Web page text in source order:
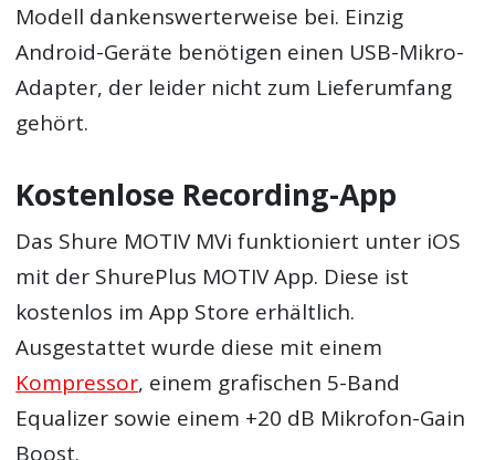
Modell dankenswerterweise bei. Einzig
Android-Geräte benötigen einen USB-Mikro-
Adapter, der leider nicht zum Lieferumfang
gehört.
Kostenlose Recording-App
Das Shure MOTIV MVi funktioniert unter iOS
mit der ShurePlus MOTIV App. Diese ist
kostenlos im App Store erhältlich.
Ausgestattet wurde diese mit einem
Kompressor, einem grafischen 5-Band
Equalizer sowie einem +20 dB Mikrofon-Gain
Boost.